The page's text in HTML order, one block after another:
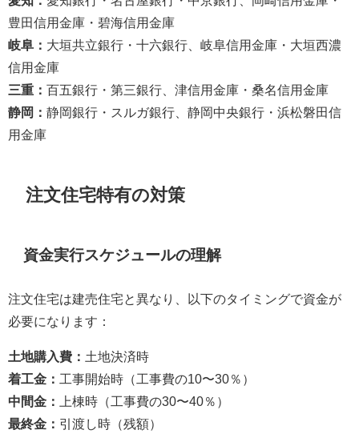
豊田信用金庫・碧海信用金庫
岐阜： 大垣共立銀行・十六銀行、岐阜信用金庫・大垣西濃
信用金庫
三重： 百五銀行・第三銀行、津信用金庫・桑名信用金庫
静岡： 静岡銀行・スルガ銀行、静岡中央銀行・浜松磐田信
用金庫
注文住宅特有の対策
資金実行スケジュールの理解
注文住宅は建売住宅と異なり、以下のタイミングで資金が
必要になります：
土地購入費： 土地決済時
着工金： 工事開始時（工事費の10〜30％）
中間金：
上棟時（工事費の30〜40％）
最終金： 引渡し時（残額）